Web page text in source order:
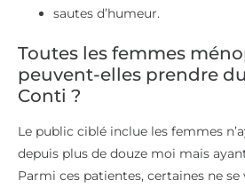
sautes d’humeur.
Toutes les femmes
peuvent-elles prendre
Conti ?
Le public ciblé inclue les femmes
depuis plus de douze moi mais
Parmi ces patientes, certaines ne